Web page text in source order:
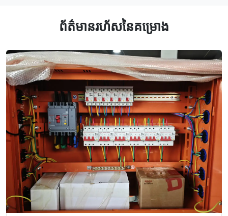
បាននូវស្ថេរភាព និងភាពធន់របស់ឧបករណ៍គ្រប់ម៉ូឌែល។ ផលិតផលស្នូល
រួមមាន ការបញ្ចេញឧបករណ៍បញ្ជាថាមពលទាបប្រភេទ GCS និងការ
ថាមពលក្នុងស្ថានភាពជាច្រើន ដូចជាការផលិតឧស្សាហកម្ម អគារ
ពាណិជ្ជកម្ម ការអប់រំ និងសុខាភិបាល។ ដោយផ្អែកលើលក្ខណៈដែលមានការ
រចនាជាម៉ូឌុល ការការពារសុវត្ថិភាពខ្ពស់ និងការថែទាំដែលងាយស្រួល
ផលិតផលទាំងនេះបានទទួលការទទួលស្គាល់យ៉ាងទូលំទូលាយពីទីផ្សារ។
ដោយផ្អែកលើប៉ាតង់ស្រាវជ្រាវដោយខ្លួនឯងជាច្រើន និងសិទ្ធិអ្នក
និពន្ធសូហ្វវែរ ក្រុមហ៊ុនបានបន្តធ្វើឱ្យប្រសើរឡើងនូវដំណោះស្រាយ
បច្ចេកទេសផលិតផល ដោយអាចផ្តល់សេវាកម្មពេញលេញពីការប្រឹក្សា
បច្ចេកទេស ការរចនាដំណោះស្រាយ រហូតដល់ការផលិត និងការដឹកជញ្ជូន
ដោយផ្អែកលើតម្រូវការផ្ទាល់ខ្លួនរបស់អតិថិជន ដើម្បីផ្គត់ផ្គង់ឱ្យស្របទៅនឹង
ស្ថានភាពចែកចាយថាមពលនៃគម្រោងផ្សេងៗ។ ជាមួយគ្នានេះ ក្រុមហ៊ុន
ក៏បានបង្កើតប្រព័ន្ធសេវាកម្មដ៏ពេញលេញ ដោយផ្អែកលើគុណសម្បត្តិទីតាំង
ក្នុងស្រុក ដើម្បីឆ្លើយតបយ៉ាងរហ័សចំពោះតម្រូវការរបស់អតិថិជន ផ្តល់ការ
គាំទ្របច្ចេកទេសដ៏មានប្រសិទ្ធភាព និងការធានាក្រោយការលក់ ដើម្បីជួយ
អតិថិជនដោះស្រាយបញ្ហាចែកចាយថាមពលផ្សេងៗ។ ដោយផ្អែកលើកត្តា
ស្មោះត្រង់ និងការបង្កើតអាជីវកម្ម ក្រុមហ៊ុន Lichuang Electrical បាន
យកគុណភាពជាស្នូល និងការច្នៃប្រឌិតជាកម្លាំងជំរុញ ដើម្បីពង្រឹង
ព័ត៌មាន​រហ័ស​នៃ​គម្រោង